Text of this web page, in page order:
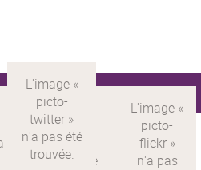
Version française
Présentation